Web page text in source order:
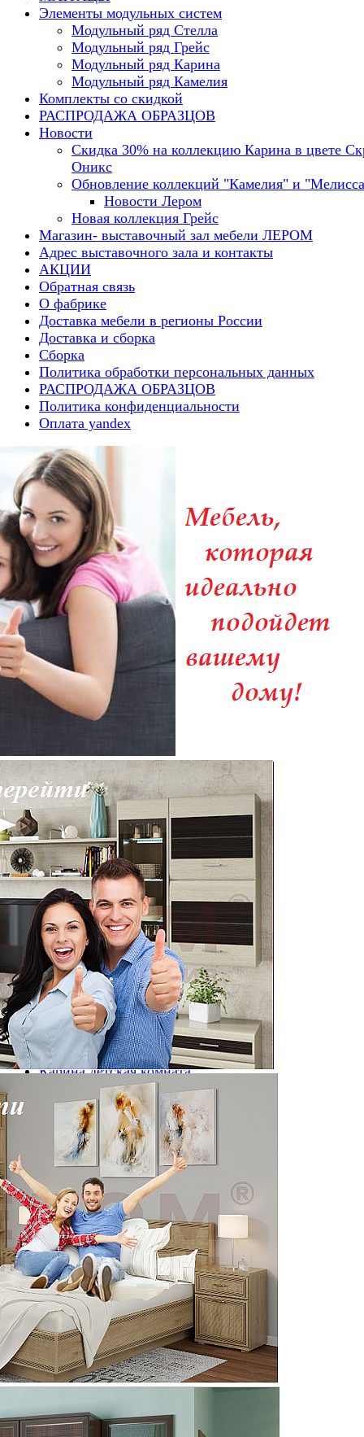
Элементы модульных систем
Модульный ряд Стелла
Модульный ряд Грейс
Модульный ряд Карина
Модульный ряд Камелия
Комплекты со скидкой
РАСПРОДАЖА ОБРАЗЦОВ
Новости
Скидка 30% на коллекцию Карина в цвете
Оникс
Обновление коллекций "Камелия" и
Новости Лером
Новая коллекция Грейс
Магазин- выставочный зал мебели ЛЕРОМ
Адрес выставочного зала и контакты
АКЦИИ
Обратная связь
О фабрике
Доставка мебели в регионы России
Доставка и сборка
Сборка
Политика обработки персональных данных
РАСПРОДАЖА ОБРАЗЦОВ
Политика конфиденциальности
Оплата yandex
welcome1
gostinka
bathroom
hallway
child
Популярные категории
Выставочный зал
Гостиные
Стелла гостиная
Грейс гостиная
Камелия гостиная
Карина гостиная
Детские
Грейс детская
Карина детская комната
Кровати детские
Спальни
Грейс спальня
Карина спальня
Прихожие
Прихожая Стелла
Грейс прихожая
Карина прихожая
Кровати
МАТРАЦЫ
Элементы модульных систем
Модульный ряд Стелла
Модульный ряд Грейс
Модульный ряд Карина
Модульный ряд Камелия
Комплекты со скидкой